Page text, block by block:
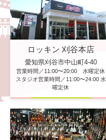
ロッキン 刈谷本店
愛知県刈谷市中山町4-40
営業時間／11:00〜20:00 水曜定休
スタジオ営業時間／11:00〜24:00 水
曜定休